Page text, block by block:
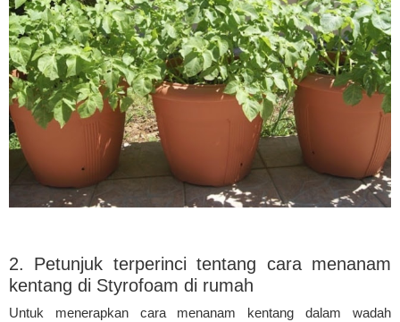
2. Petunjuk terperinci tentang cara menanam
kentang di Styrofoam di rumah
Untuk menerapkan cara menanam kentang dalam wadah